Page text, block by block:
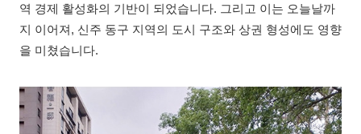
역 경제 활성화의 기반이 되었습니다. 그리고 이는 오늘날까
지 이어져, 신주 동구 지역의 도시 구조와 상권 형성에도 영향
을 미쳤습니다.